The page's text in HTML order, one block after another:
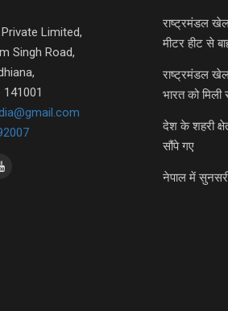
Limited,
Singh Road,
राष्ट्रमंडल
मीटर हीट से
राष्ट्रमंडल
भारत को
देश के शहरी
सौंपे गए
नेपाल में सुनसरी